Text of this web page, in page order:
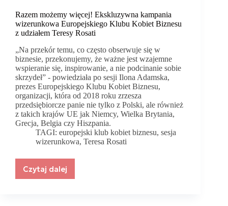
Razem możemy więcej! Ekskluzywna kampania
wizerunkowa Europejskiego Klubu Kobiet Biznesu
z udziałem Teresy Rosati
„Na przekór temu, co często obserwuje się w
biznesie, przekonujemy, że ważne jest wzajemne
wspieranie się, inspirowanie, a nie podcinanie sobie
skrzydeł” - powiedziała po sesji Ilona Adamska,
prezes Europejskiego Klubu Kobiet Biznesu,
organizacji, która od 2018 roku zrzesza
przedsiębiorcze panie nie tylko z Polski, ale również
z takich krajów UE jak Niemcy, Wielka Brytania,
Grecja, Belgia czy Hiszpania.
TAGI: europejski klub kobiet biznesu,sesja
wizerunkowa, Teresa Rosati
Czytaj dalej
Razem